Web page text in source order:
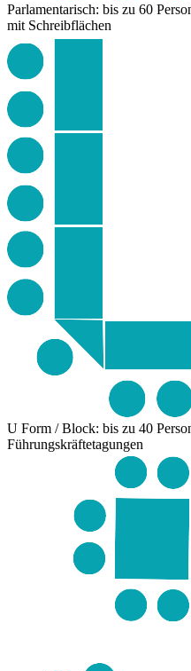
Parlamentarisch: bis zu 60
mit Schreibflächen
U Form / Block: bis zu 40
Führungskräftetagungen